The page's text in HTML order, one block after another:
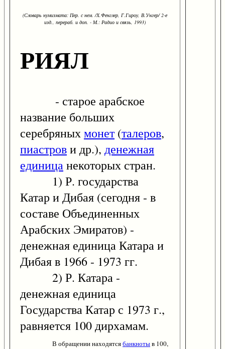
(Словарь нумизмата: Пер. с нем. /Х.Фенглер, Г.Гироу, В.Унгер/ 2-е
изд., перераб. и доп. - М.: Радио и связь, 1993)
РИЯЛ
- старое арабское
название больших
серебряныхмонет(талеров,
пиастрови др.), денежная
единицанекоторых стран.
1) Р. государства
Катар и Дибая (сегодня - в
составе Объединенных
Арабских Эмиратов) -
денежная единица Катара и
Дибая в 1966 - 1973 гг.
2) Р. Катара -
денежная единица
Государства Катар с 1973 г.,
равняется 100 дирхамам.
В обращении находятсябанкнотыв 100,